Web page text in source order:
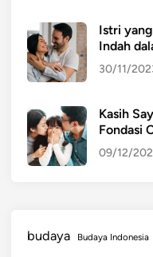
Istri
Indah
30/11/
Kasih
Fondasi
09/12/
budaya Budaya Indonesia